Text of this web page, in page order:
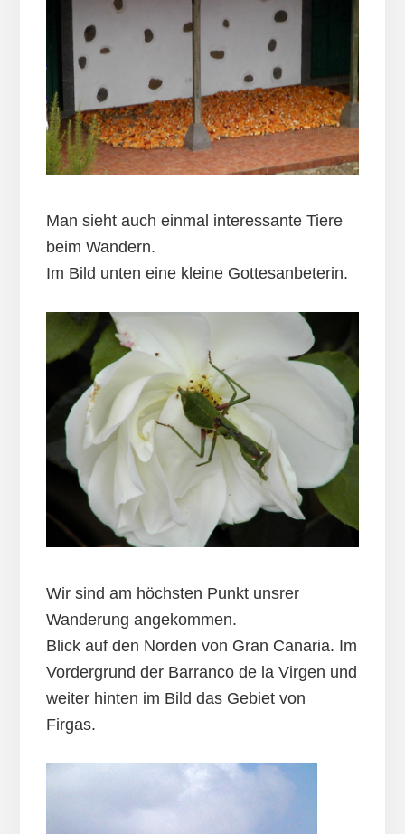
Man sieht auch einmal interessante Tiere
beim Wandern.
Im Bild unten eine kleine Gottesanbeterin.
Wir sind am höchsten Punkt unsrer
Wanderung angekommen.
Blick auf den Norden von Gran Canaria. Im
Vordergrund der Barranco de la Virgen und
weiter hinten im Bild das Gebiet von
Firgas.